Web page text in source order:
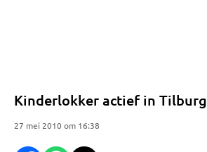
Kinderlokker actief in Tilburg
27 mei 2010 om 16:38